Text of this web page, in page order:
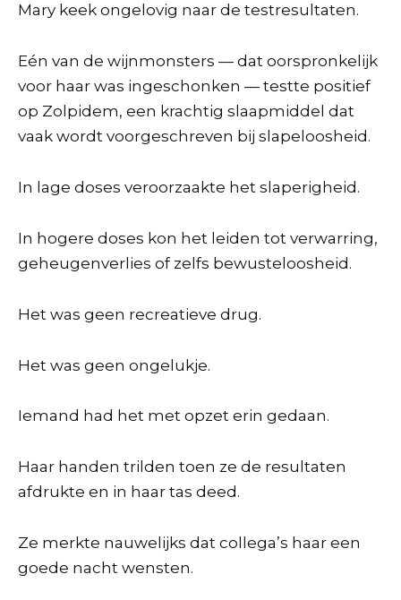
Mary keek ongelovig naar de testresultaten.
Eén van de wijnmonsters — dat oorspronkelijk
voor haar was ingeschonken — testte positief
op Zolpidem, een krachtig slaapmiddel dat
vaak wordt voorgeschreven bij slapeloosheid.
In lage doses veroorzaakte het slaperigheid.
In hogere doses kon het leiden tot verwarring,
geheugenverlies of zelfs bewusteloosheid.
Het was geen recreatieve drug.
Het was geen ongelukje.
Iemand had het met opzet erin gedaan.
Haar handen trilden toen ze de resultaten
afdrukte en in haar tas deed.
Ze merkte nauwelijks dat collega’s haar een
goede nacht wensten.